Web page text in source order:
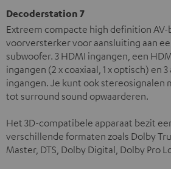
Decoderstation 7
Extreem compacte high definition
voorversterker voor aansluiting aan
subwoofer. 3 HDMI ingangen, een
ingangen (2 x coaxiaal, 1 x optisch) en
ingangen. Je kunt ook stereosignalen
tot surround sound opwaarderen.
Het 3D-compatibele apparaat bezit
verschillende formaten zoals Dolby
Master, DTS, Dolby Digital, Dolby Pro